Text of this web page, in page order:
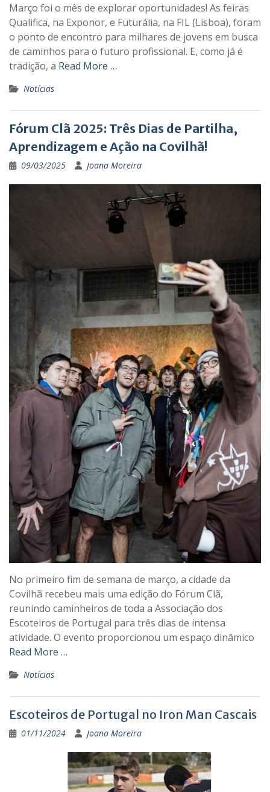
Março foi o mês de explorar oportunidades! As feiras
Qualifica, na Exponor, e Futurália, na FIL (Lisboa), foram
o ponto de encontro para milhares de jovens em busca
de caminhos para o futuro profissional. E, como já é
tradição, a Read More …
Notícias
Fórum Clã 2025: Três Dias de Partilha,
Aprendizagem e Ação na Covilhã!
09/03/2025 Joana Moreira
No primeiro fim de semana de março, a cidade da
Covilhã recebeu mais uma edição do Fórum Clã,
reunindo caminheiros de toda a Associação dos
Escoteiros de Portugal para três dias de intensa
atividade. O evento proporcionou um espaço dinâmico
Read More …
Notícias
Escoteiros de Portugal no Iron Man Cascais
01/11/2024 Joana Moreira